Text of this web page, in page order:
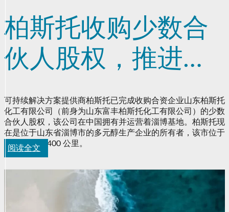
柏斯托收购少数合
伙人股权，推进中
国基地的战略和可
持续发展目标
可持续解决方案提供商柏斯托已完成收购合资企业山东柏斯托
化工有限公司（前身为山东富丰柏斯托化工有限公司）的少数
合伙人股权，该公司在中国拥有并运营着淄博基地。柏斯托现
在是位于山东省淄博市的多元醇生产企业的所有者，该市位于
北京以南约 400 公里。
阅读全文